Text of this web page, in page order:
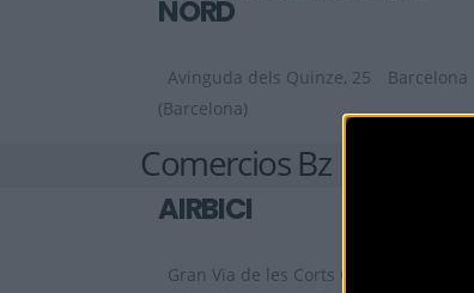
NORD
Avinguda dels Quinze, 25
Barcelona
(Barcelona)
Comercios Bz
AIRBICI
Gran Via de les Corts Catalanes, 452,